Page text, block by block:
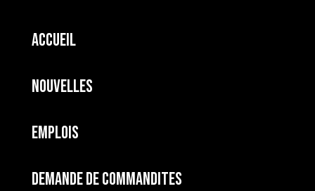
Accueil
Nouvelles
Emplois
Demande de commandites